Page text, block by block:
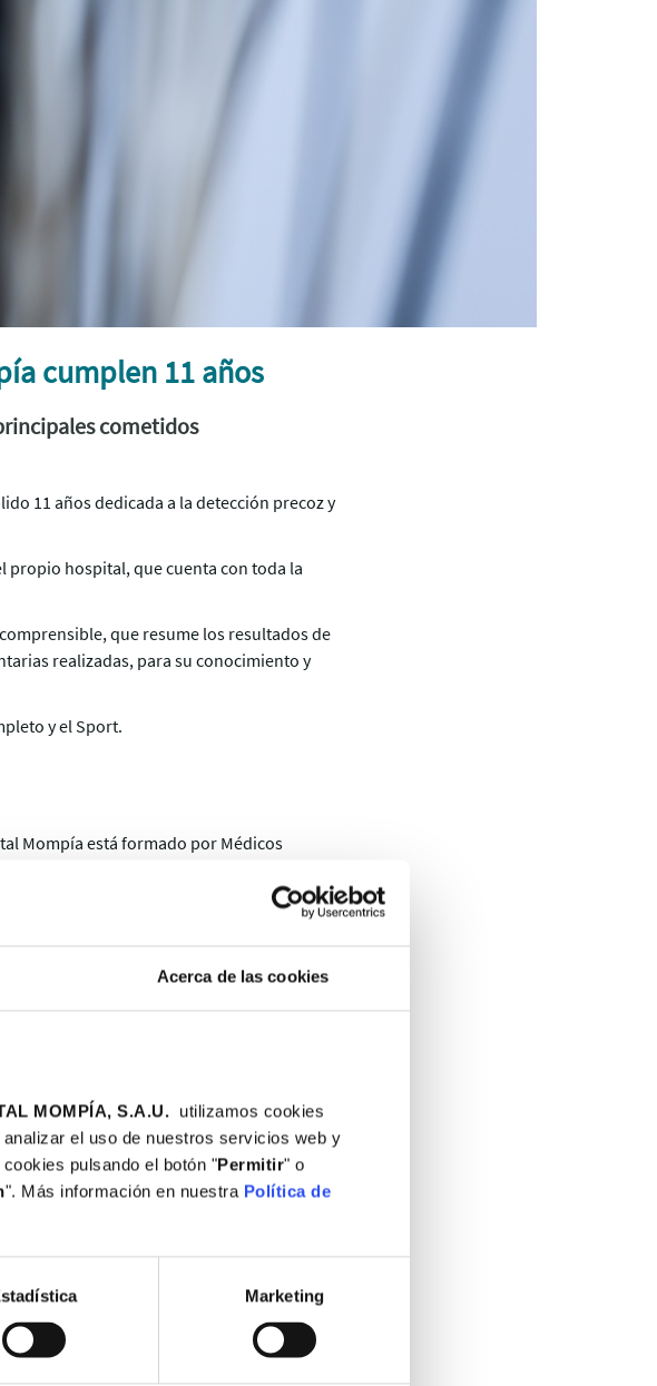
Acerca de las cookies
MOMPÍA, S.A.U. utilizamos cookies
el uso de nuestros servicios web y
pulsando el botón "Permitir" o
". Más información en nuestra Política de
Marketing
cumplen 11 años
cometidos
11 años dedicada a la detección precoz y
propio hospital, que cuenta con toda la
que resume los resultados de
realizadas, para su conocimiento y
y el Sport.
Mompía está formado por Médicos
de Valladolid.
de cooperación educativa Clínica
1.991.